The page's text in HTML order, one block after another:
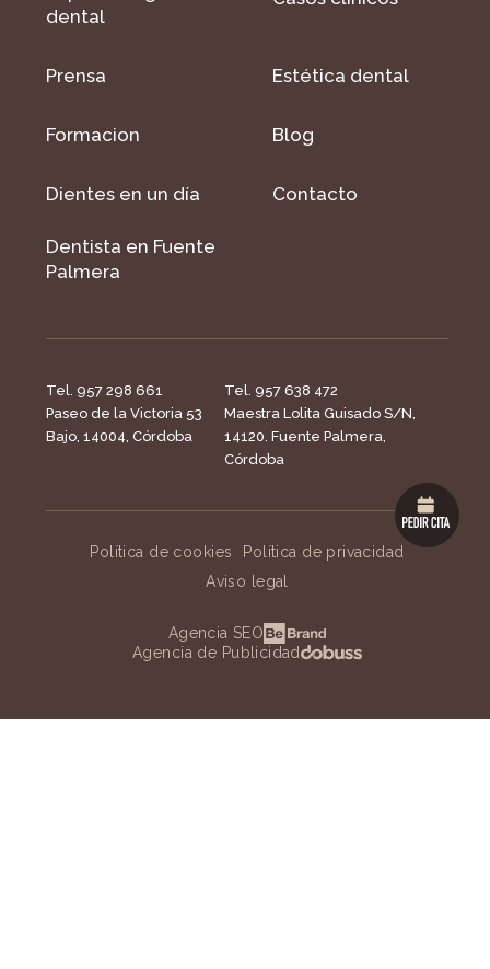
dental
Prensa Estética dental
Formacion Blog
Dientes en un día Contacto
Dentista en Fuente
Palmera
Tel. 957 298 661
Paseo de la Victoria 53
Bajo, 14004, Córdoba
Tel. 957 638 472
Maestra Lolita Guisado S/N,
14120. Fuente Palmera,
Córdoba
Política de cookies
Política de privacidad
Aviso legal
Agencia SEO
Agencia de Publicidad